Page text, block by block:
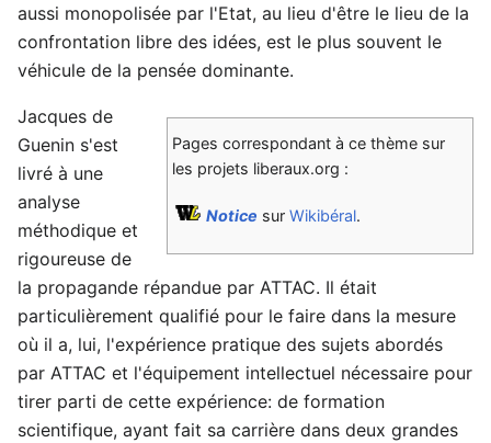
aussi monopolisée par l'Etat, au lieu d'être le lieu de la
confrontation libre des idées, est le plus souvent le
véhicule de la pensée dominante.
Pages correspondant à ce thème sur
les projets liberaux.org :
Notice sur Wikibéral.
Jacques de
Guenin s'est
livré à une
analyse
méthodique et
rigoureuse de
la propagande répandue par ATTAC. Il était
particulièrement qualifié pour le faire dans la mesure
où il a, lui, l'expérience pratique des sujets abordés
par ATTAC et l'équipement intellectuel nécessaire pour
tirer parti de cette expérience: de formation
scientifique, ayant fait sa carrière dans deux grandes